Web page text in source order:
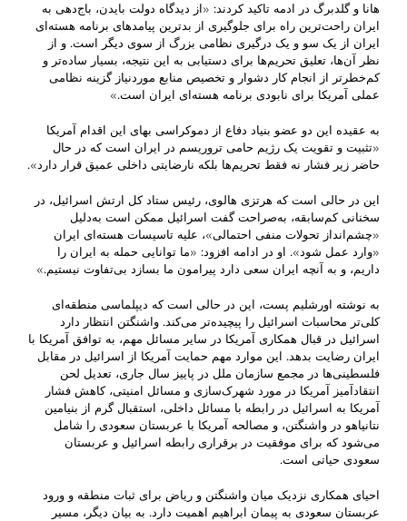
هانا و گلدبرگ در ادمه تاکید کردند: «از دیدگاه دولت بایدن، باج‌دهی به
ایران راحت‌ترین راه برای جلوگیری از بدترین پیامدهای برنامه هسته‌ای
ایران از یک سو و یک درگیری نظامی بزرگ از سوی دیگر است. و از
نظر آن‌ها، تعلیق تحریم‌ها برای دستیابی به این نتیجه، بسیار ساده‌تر و
کم‌‌خطرتر از انجام کار دشوار و تخصیص منابع موردنیاز گزینه نظامی
عملی آمریکا برای نابودی برنامه هسته‌ای ایران است.»
به عقیده این دو عضو بنیاد دفاع از دموکراسی بهای این اقدام آمریکا
«تثبیت و تقویت یک رژیم حامی تروریسم در ایران است که در حال
حاضر زیر فشار نه فقط تحریم‌ها بلکه نارضایتی داخلی عمیق قرار دارد».
این در حالی است که هرتزی هالوی، رئیس ستاد کل ارتش اسرائیل، در
سخنانی کم‌سابقه، به‌صراحت گفت اسرائیل ممکن است به‌دلیل
«چشم‌انداز تحولات منفی احتمالی»، علیه تاسیسات هسته‌ای ایران
«وارد عمل شود». او در ادامه افزود: «ما توانایی حمله به ایران را
داریم، و به آنچه ایران سعی دارد پیرامون ما بسازد بی‌تفاوت نیستیم.»
به نوشته اورشلیم پست، این در حالی است که دیپلماسی منطقه‌ای
کلی‌تر محاسبات اسرائیل را پیچیده‌تر می‌کند. واشنگتن انتظار دارد
اسرائیل در قبال همکاری آمریکا در سایر مسائل مهم، به توافق آمریکا با
ایران رضایت بدهد. این موارد مهم حمایت آمریکا از اسرائیل در مقابل
فلسطینی‌ها در مجمع‌ سازمان ملل در پاییز سال جاری، تعدیل لحن
انتقادآمیز آمریکا در مورد شهرک‌سازی و مسائل امنیتی، کاهش فشار
آمریکا به اسرائیل در رابطه با مسائل داخلی، استقبال گرم از بنیامین
نتانیاهو در واشنگتن، و مصالحه آمریکا با عربستان سعودی را شامل
می‌شود که برای موفقیت در برقراری رابطه اسرائیل و عربستان
سعودی حیاتی است.
احیای همکاری نزدیک میان واشنگتن و ریاض برای ثبات منطقه و ورود
عربستان سعودی به پیمان ابراهیم اهمیت دارد. به بیان دیگر، مسیر